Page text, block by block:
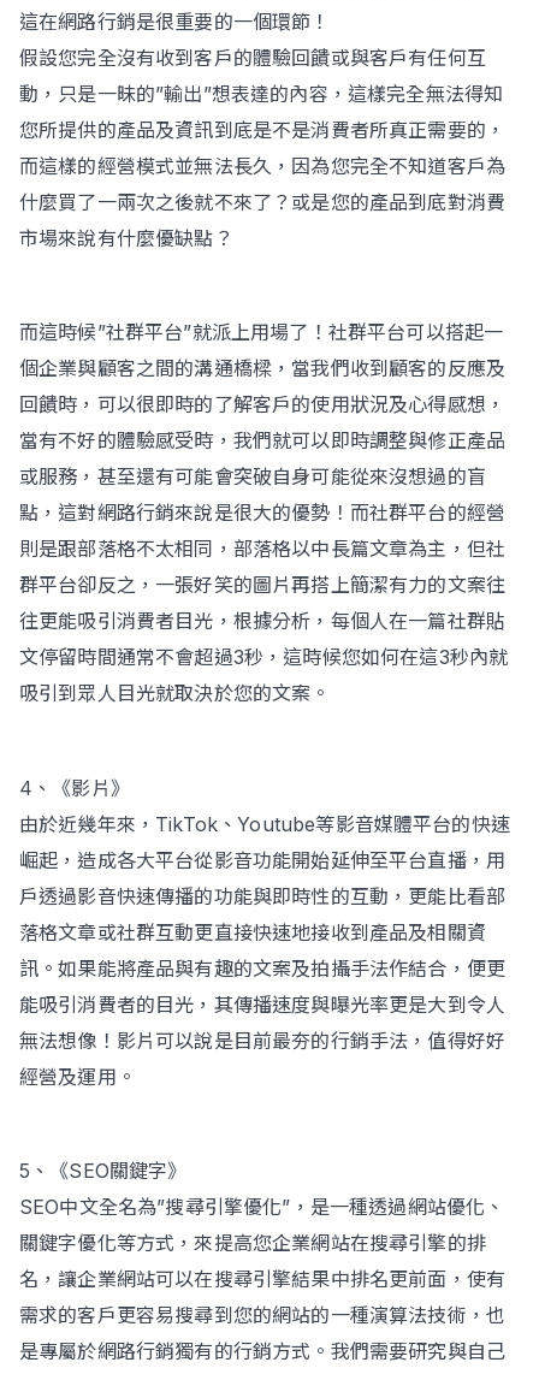
這在網路行銷是很重要的一個環節！
假設您完全沒有收到客戶的體驗回饋或與客戶有任何互
動，只是一昧的”輸出”想表達的內容，這樣完全無法得知
您所提供的產品及資訊到底是不是消費者所真正需要的，
而這樣的經營模式並無法長久，因為您完全不知道客戶為
什麼買了一兩次之後就不來了？或是您的產品到底對消費
市場來說有什麼優缺點？
而這時候”社群平台”就派上用場了！社群平台可以搭起一
個企業與顧客之間的溝通橋樑，當我們收到顧客的反應及
回饋時，可以很即時的了解客戶的使用狀況及心得感想，
當有不好的體驗感受時，我們就可以即時調整與修正產品
或服務，甚至還有可能會突破自身可能從來沒想過的盲
點，這對網路行銷來說是很大的優勢！而社群平台的經營
則是跟部落格不太相同，部落格以中長篇文章為主，但社
群平台卻反之，一張好笑的圖片再搭上簡潔有力的文案往
往更能吸引消費者目光，根據分析，每個人在一篇社群貼
文停留時間通常不會超過3秒，這時候您如何在這3秒內就
吸引到眾人目光就取決於您的文案。
4、《影片》
由於近幾年來，TikTok、Youtube等影音媒體平台的快速
崛起，造成各大平台從影音功能開始延伸至平台直播，用
戶透過影音快速傳播的功能與即時性的互動，更能比看部
落格文章或社群互動更直接快速地接收到產品及相關資
訊。如果能將產品與有趣的文案及拍攝手法作結合，便更
能吸引消費者的目光，其傳播速度與曝光率更是大到令人
無法想像！影片可以說是目前最夯的行銷手法，值得好好
經營及運用。
5、《SEO關鍵字》
SEO中文全名為”搜尋引擎優化”，是一種透過網站優化、
關鍵字優化等方式，來提高您企業網站在搜尋引擎的排
名，讓企業網站可以在搜尋引擎結果中排名更前面，使有
需求的客戶更容易搜尋到您的網站的一種演算法技術，也
是專屬於網路行銷獨有的行銷方式。我們需要研究與自己